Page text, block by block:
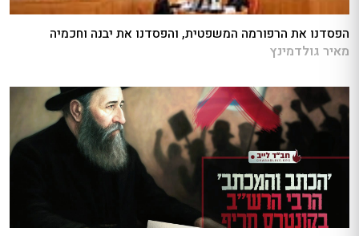
הפסדנו את הרפורמה המשפטית, והפסדנו את יבנה וחכמיה
מאיר גולדמינץ